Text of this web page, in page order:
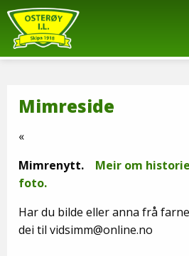
Mimreside
«
Mimrenytt. Meir om
foto.
Har du bilde eller anna frå
dei til vidsimm@online.no